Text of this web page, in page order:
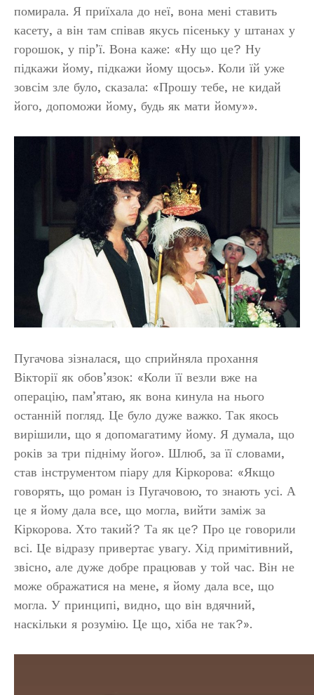
помирала. Я приїхала до неї, вона мені ставить
касету, а він там співав якусь пісеньку у штанах у
горошок, у пір’ї. Вона каже: «Ну що це? Ну
підкажи йому, підкажи йому щось». Коли їй уже
зовсім зле було, сказала: «Прошу тебе, не кидай
його, допоможи йому, будь як мати йому»».
Пугачова зізналася, що сприйняла прохання
Вікторії як обов’язок: «Коли її везли вже на
операцію, пам’ятаю, як вона кинула на нього
останній погляд. Це було дуже важко. Так якось
вирішили, що я допомагатиму йому. Я думала, що
років за три підніму його». Шлюб, за її словами,
став інструментом піару для Кіркорова: «Якщо
говорять, що роман із Пугачовою, то знають усі. А
це я йому дала все, що могла, вийти заміж за
Кіркорова. Хто такий? Та як це? Про це говорили
всі. Це відразу привертає увагу. Хід примітивний,
звісно, але дуже добре працював у той час. Він не
може ображатися на мене, я йому дала все, що
могла. У принципі, видно, що він вдячний,
наскільки я розумію. Це що, хіба не так?».